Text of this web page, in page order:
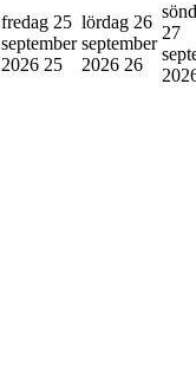
fredag 25
september
2026 25
lördag 26
september
2026 26
27